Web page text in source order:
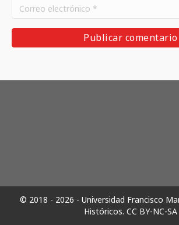
© 2018 - 2026 - Universidad Francisco
Históricos. CC BY-NC-SA